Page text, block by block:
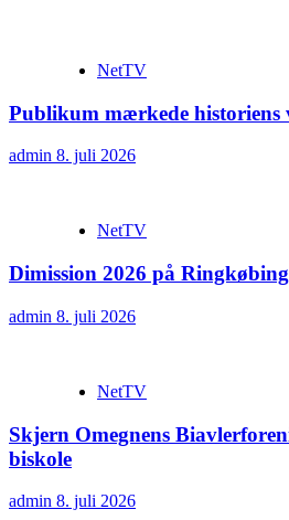
NetTV
Publikum mærkede historiens
admin 8. juli 2026
NetTV
Dimission 2026 på
admin 8. juli 2026
NetTV
Skjern Omegnens
biskole
admin 8. juli 2026